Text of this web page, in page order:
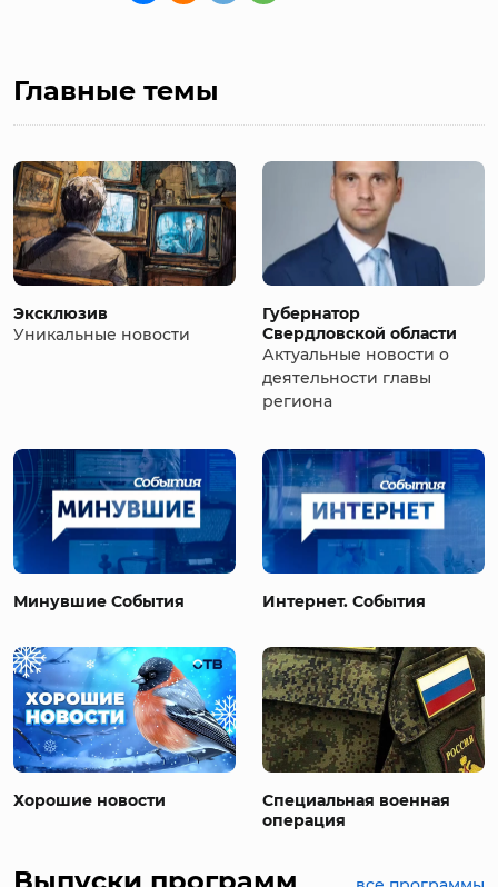
Главные темы
Эксклюзив
Уникальные новости
Губернатор
Свердловской области
Актуальные новости о
деятельности главы
региона
Минувшие События Интернет. События
Хорошие новости
Специальная военная
операция
Выпуски программ